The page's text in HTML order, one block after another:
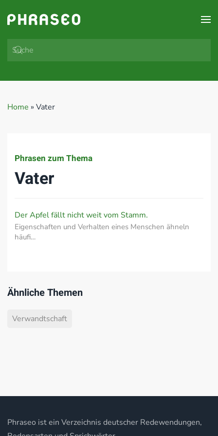
Zum Hauptinhalt springen
Home » Vater
Phrasen zum Thema
Vater
Der Apfel fällt nicht weit vom Stamm.
Eigenschaften und Verhalten eines Menschen ähneln
häufi…
Ähnliche Themen
Verwandtschaft
Phraseo ist ein Verzeichnis deutscher Redewendungen,